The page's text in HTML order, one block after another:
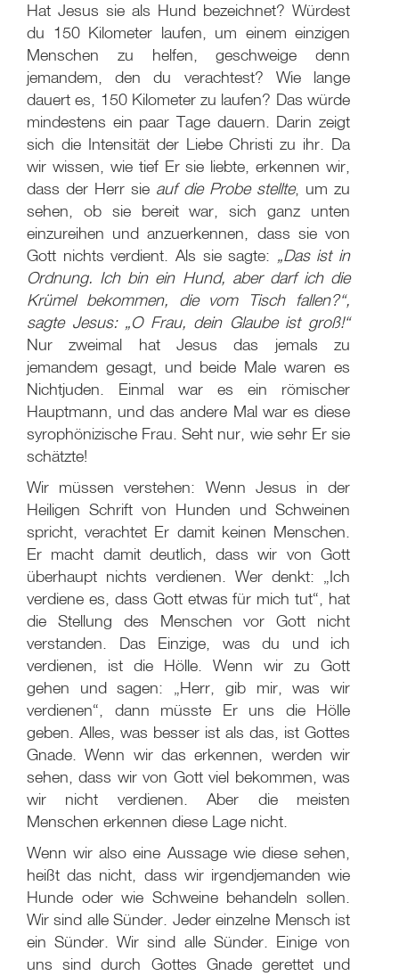
Hat Jesus sie als Hund bezeichnet? Würdest
du 150 Kilometer laufen, um einem einzigen
Menschen zu helfen, geschweige denn
jemandem, den du verachtest? Wie lange
dauert es, 150 Kilometer zu laufen? Das würde
mindestens ein paar Tage dauern. Darin zeigt
sich die Intensität der Liebe Christi zu ihr. Da
wir wissen, wie tief Er sie liebte, erkennen wir,
dass der Herr sie auf die Probe stellte, um zu
sehen, ob sie bereit war, sich ganz unten
einzureihen und anzuerkennen, dass sie von
Gott nichts verdient. Als sie sagte: „Das ist in
Ordnung. Ich bin ein Hund, aber darf ich die
Krümel bekommen, die vom Tisch fallen?“,
sagte Jesus: „O Frau, dein Glaube ist groß!“
Nur zweimal hat Jesus das jemals zu
jemandem gesagt, und beide Male waren es
Nichtjuden. Einmal war es ein römischer
Hauptmann, und das andere Mal war es diese
syrophönizische Frau. Seht nur, wie sehr Er sie
schätzte!
Wir müssen verstehen: Wenn Jesus in der
Heiligen Schrift von Hunden und Schweinen
spricht, verachtet Er damit keinen Menschen.
Er macht damit deutlich, dass wir von Gott
überhaupt nichts verdienen. Wer denkt: „Ich
verdiene es, dass Gott etwas für mich tut“, hat
die Stellung des Menschen vor Gott nicht
verstanden. Das Einzige, was du und ich
verdienen, ist die Hölle. Wenn wir zu Gott
gehen und sagen: „Herr, gib mir, was wir
verdienen“, dann müsste Er uns die Hölle
geben. Alles, was besser ist als das, ist Gottes
Gnade. Wenn wir das erkennen, werden wir
sehen, dass wir von Gott viel bekommen, was
wir nicht verdienen. Aber die meisten
Menschen erkennen diese Lage nicht.
Wenn wir also eine Aussage wie diese sehen,
heißt das nicht, dass wir irgendjemanden wie
Hunde oder wie Schweine behandeln sollen.
Wir sind alle Sünder. Jeder einzelne Mensch ist
ein Sünder. Wir sind alle Sünder. Einige von
uns sind durch Gottes Gnade gerettet und